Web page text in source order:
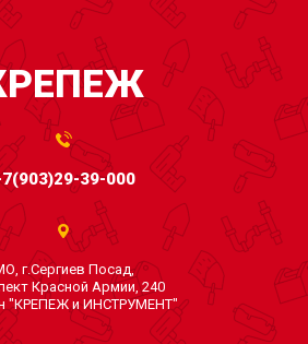
39-000
г.Сергиев Посад,
Красной Армии, 240
"КРЕПЕЖ и ИНСТРУМЕНТ"